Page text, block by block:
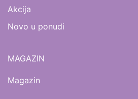
Akcija
Novo u ponudi
MAGAZIN
Magazin